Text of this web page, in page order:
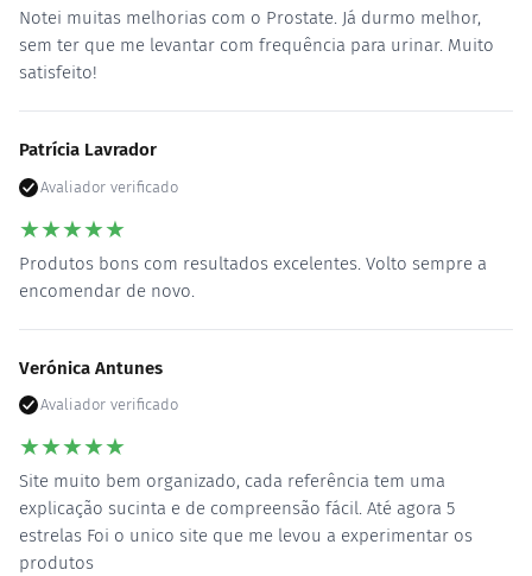
Notei muitas melhorias com o Prostate. Já durmo melhor,
sem ter que me levantar com frequência para urinar. Muito
satisfeito!
Patrícia Lavrador
Avaliador verificado
★★★★★
Produtos bons com resultados excelentes. Volto sempre a
encomendar de novo.
Verónica Antunes
Avaliador verificado
★★★★★
Site muito bem organizado, cada referência tem uma
explicação sucinta e de compreensão fácil. Até agora 5
estrelas Foi o unico site que me levou a experimentar os
produtos